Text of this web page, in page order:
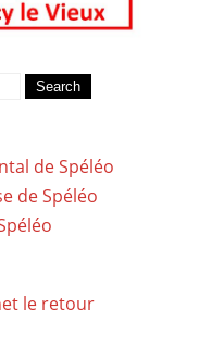
de Spéléo
de Spéléo
le retour